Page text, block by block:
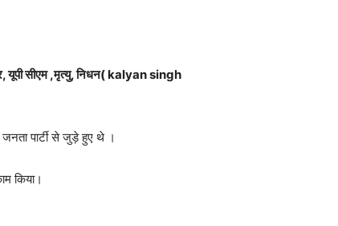
यूपी सीएम ,मृत्यु, निधन(kalyan singh
पार्टी से जुड़े हुए थे ।
किया।